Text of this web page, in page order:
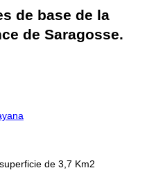
de base de la
de Saragosse.
de 3,7 Km2